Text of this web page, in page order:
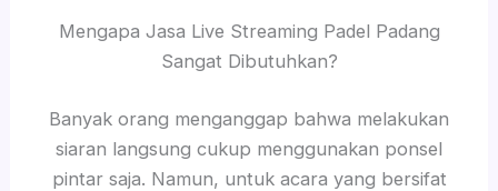
Mengapa Jasa Live Streaming Padel Padang
Sangat Dibutuhkan?
Banyak orang menganggap bahwa melakukan
siaran langsung cukup menggunakan ponsel
pintar saja. Namun, untuk acara yang bersifat